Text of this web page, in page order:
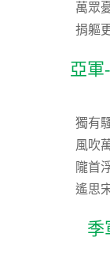
萬眾
捐軀
亞
獨有
風吹
隴首
遙思
季